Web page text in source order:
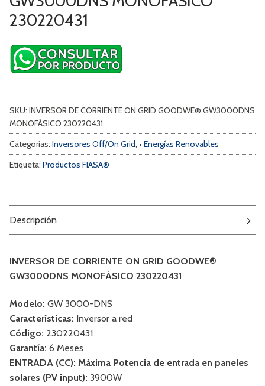
230220431
SKU: INVERSOR DE CORRIENTE ON GRID GOODWE® GW3000DNS
MONOFÁSICO 230220431
Categorías: Inversores Off/On Grid, • Energías Renovables
Etiqueta: Productos FIASA®
Descripción
INVERSOR DE CORRIENTE ON GRID GOODWE®
GW3000DNS MONOFÁSICO 230220431
Modelo: GW 3000-DNS
Características: Inversor a red
Código: 230220431
Garantía: 6 Meses
ENTRADA (CC): Máxima Potencia de entrada en paneles
solares (PV input): 3900W